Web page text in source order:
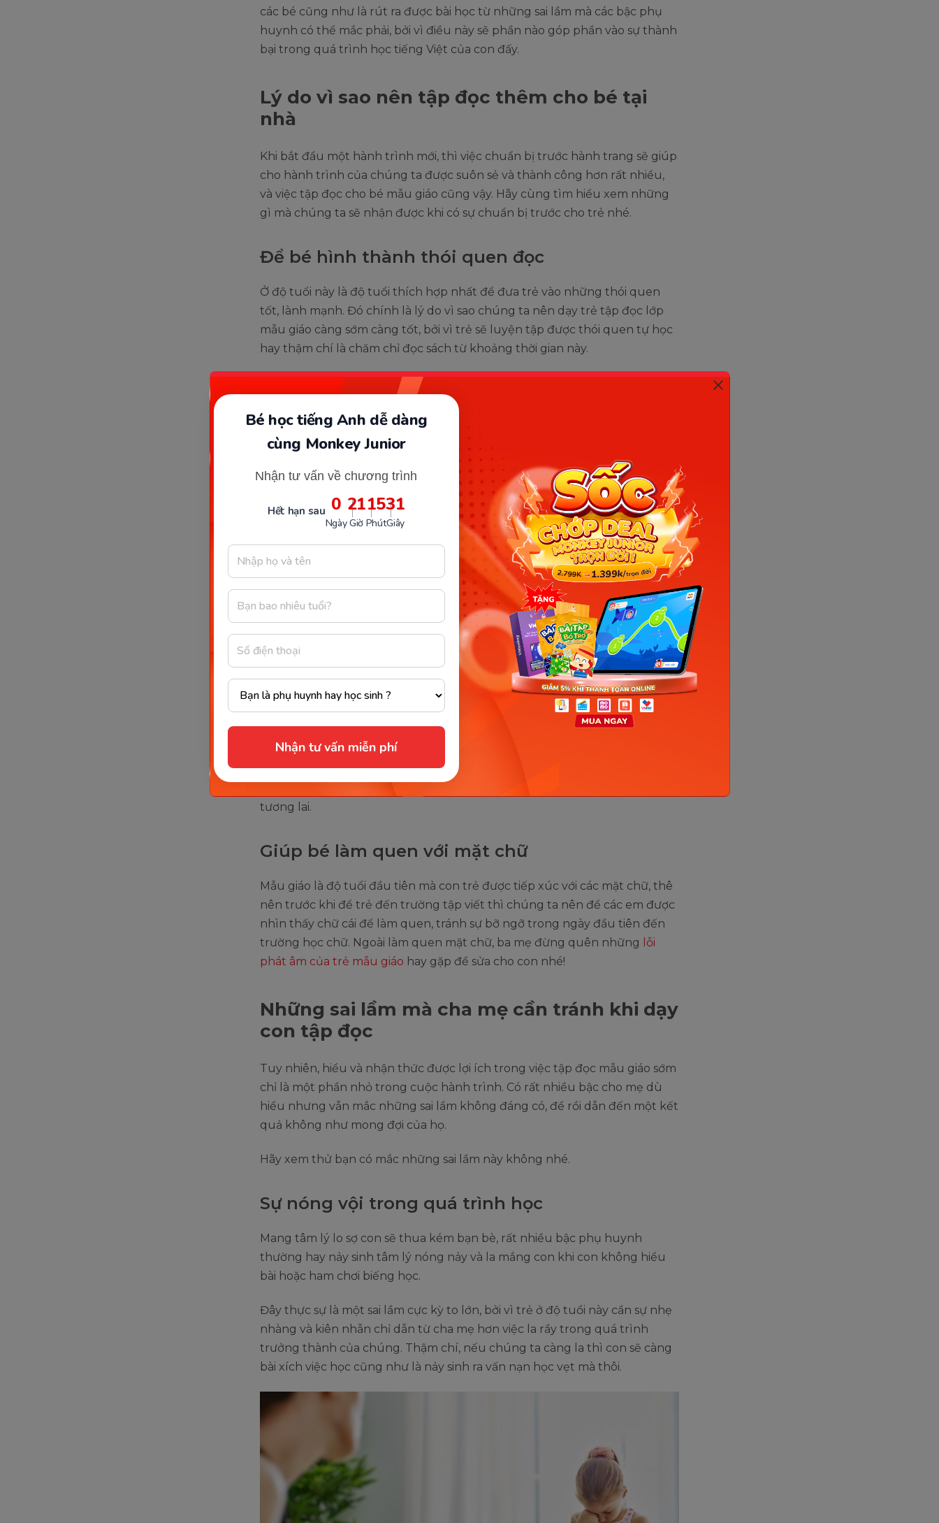
Bé học tiếng Anh dễ dàng
cùng Monkey Junior
Nhận tư vấn về chương trình
Hết hạn sau 0
Ngày
21
Giờ
15
Phút
30
Giây
Nhận tư vấn miễn phí
các bé cũng như là rút ra được bài học từ những sai lầm mà các bậc phụ
huynh có thể mắc phải, bởi vì điều này sẽ phần nào góp phần vào sự thành
bại trong quá trình học tiếng Việt của con đấy.
Lý do vì sao nên tập đọc thêm cho bé tại
nhà
Khi bắt đầu một hành trình mới, thì việc chuẩn bị trước hành trang sẽ giúp
cho hành trình của chúng ta được suôn sẻ và thành công hơn rất nhiều,
và việc tập đọc cho bé mẫu giáo cũng vậy. Hãy cùng tìm hiểu xem những
gì mà chúng ta sẽ nhận được khi có sự chuẩn bị trước cho trẻ nhé.
Để bé hình thành thói quen đọc
Ở độ tuổi này là độ tuổi thích hợp nhất để đưa trẻ vào những thói quen
tốt, lành mạnh. Đó chính là lý do vì sao chúng ta nên dạy trẻ tập đọc lớp
mẫu giáo càng sớm càng tốt, bởi vì trẻ sẽ luyện tập được thói quen tự học
hay thậm chí là chăm chỉ đọc sách từ khoảng thời gian này.
Thói quen đọc sách sẽ giúp ích cho sự phát triển của con. (Ảnh: Nhandan.vn)
Tăng cường vốn từ vựng cho bé
Đối với một đứa trẻ, khi vốn từ vựng của em chưa được phong phú như
một người trưởng thành, thì việc đọc sẽ giúp bé tiếp xúc được với nhiều
mặt chữ hơn. Điều này không chỉ mở rộng cho trẻ vốn từ vựng ngay từ khi
tương lai.
Giúp bé làm quen với mặt chữ
Mẫu giáo là độ tuổi đầu tiên mà con trẻ được tiếp xúc với các mặt chữ, thê
nên trước khi để trẻ đến trường tập viết thì chúng ta nên để các em được
nhìn thấy chữ cái để làm quen, tránh sự bỡ ngỡ trong ngày đầu tiên đến
trường học chữ. Ngoài làm quen mặt chữ, ba mẹ đừng quên những lỗi
phát âm của trẻ mẫu giáo hay gặp để sửa cho con nhé!
Những sai lầm mà cha mẹ cần tránh khi dạy
con tập đọc
Tuy nhiên, hiểu và nhận thức được lợi ích trong việc tập đọc mẫu giáo sớm
chỉ là một phần nhỏ trong cuộc hành trình. Có rất nhiều bậc cho mẹ dù
hiểu nhưng vẫn mắc những sai lầm không đáng có, để rồi dẫn đến một kết
quả không như mong đợi của họ.
Hãy xem thử bạn có mắc những sai lầm này không nhé.
Sự nóng vội trong quá trình học
Mang tâm lý lo sợ con sẽ thua kém bạn bè, rất nhiều bậc phụ huynh
thường hay nảy sinh tâm lý nóng nảy và la mắng con khi con không hiểu
bài hoặc ham chơi biếng học.
Đây thực sự là một sai lầm cực kỳ to lớn, bởi vì trẻ ở độ tuổi này cần sự nhẹ
nhàng và kiên nhẫn chỉ dẫn từ cha mẹ hơn việc la rầy trong quá trình
trưởng thành của chúng. Thậm chí, nếu chúng ta càng la thì con sẽ càng
bài xích việc học cũng như là nảy sinh ra vấn nạn học vẹt mà thôi.